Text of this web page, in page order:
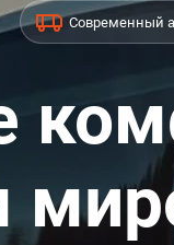
Современный